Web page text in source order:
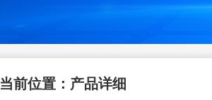
当前位置：产品详细